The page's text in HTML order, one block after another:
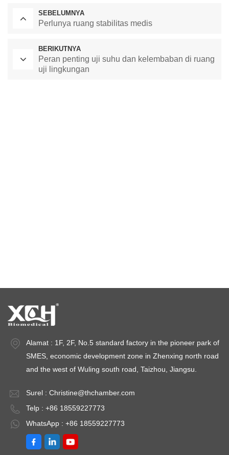
SEBELUMNYA
Perlunya ruang stabilitas medis
BERIKUTNYA
Peran penting uji suhu dan kelembaban di ruang
uji lingkungan
Alamat : 1F, 2F, No.5 standard factory in the pioneer park of
SMES, economic development zone in Zhenxing north road
and the west of Wuling south road, Taizhou, Jiangsu.
Surel : Christine@thchamber.com
Telp : +86 18559227773
WhatsApp : +86 18559227773